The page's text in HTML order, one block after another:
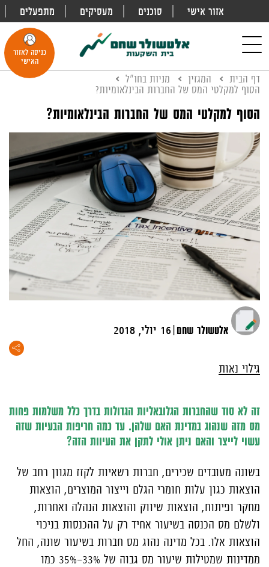
אזור אישי סוכנים מעסיקים מתפעלים
navigation
כניסה לאזור
האישי
דף הבית המגזין
מניות בחו"ל
הסוף למקלטי המס של החברות הבינלאומיות?
הסוף למקלטי המס של החברות הבינלאומיות?
אלטשולר שחם|16 יולי, 2018
גילוי נאות
זה לא סוד שהחברות הגלובאליות הגדולות בדרך כלל משלמות פחות
מס מזה שנהוג במדינת האם שלהן. עד כמה חריפות הבעיות שזה
עשוי לייצר והאם ניתן אולי לתקן את העיוות הזה?
בשונה מעובדים שכירים, חברות רשאיות לקזז מגוון רחב של
הוצאות כגון עלות חומרי הגלם וייצור המוצרים, הוצאות
מחקר ופיתוח, הוצאות שיווק והוצאות הנהלה ואחרות,
ולשלם מס הכנסה בשיעור אחיד רק על ההכנסות בניכוי
הוצאות אלו. בכל מדינה נהוג מס חברות בשיעור שונה, החל
ממדינות שמטילות שיעור מס גבוה של 33%-35% כמו